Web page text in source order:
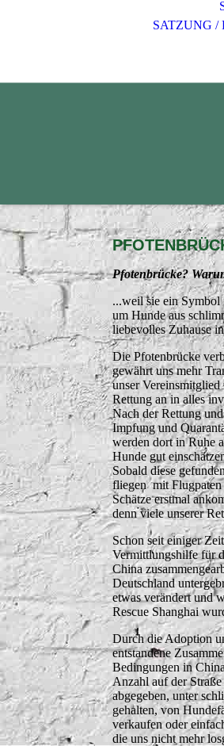
SATZUNG /
Pfotenbrücke?
...weil sie ein Symbol
um Hunde aus
liebevolles Zuhause
Die Pfotenbrücke
gewährt uns mehr
unser
Rettung an in alles
Nach der Rettung
Impfung und
werden dort in Ruhe
Hunde gut
Sobald diese
fliegen mit Flugpaten
Schätze erstmal
denn viele unserer
Schon seit einiger
Vermittlungshilfe für
China
Deutschland
etwas verändert und
Rescue Shanghai
Durch die Adoption
entstandene
Bedingungen in
Anzahl auf der
abgegeben, unter
gehalten, von
verkaufen oder
die uns nicht mehr